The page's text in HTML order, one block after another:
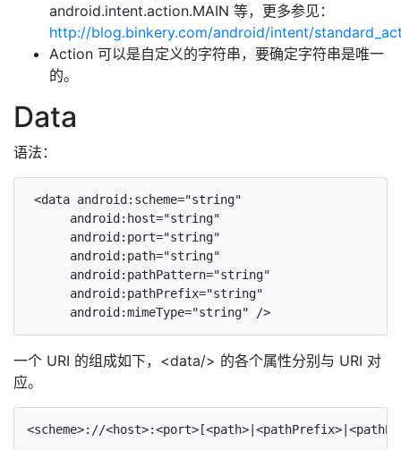
android.intent.action.MAIN 等，更多参见：
http://blog.binkery.com/android/intent/
Action 可以是自定义的字符串，要确定字符串是唯一
的。
Data
语法：
<data android:scheme="string"
      android:host="string"
      android:port="string"
      android:path="string"
      android:pathPattern="string"
      android:pathPrefix="string"
一个 URI 的组成如下，<data/> 的各个属性分别与 URI 对
应。